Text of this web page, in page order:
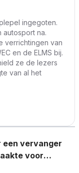
ingegoten.
autosport na.
verrichtingen van
en de ELMS bij.
ze de lezers
van al het
een vervanger
voor